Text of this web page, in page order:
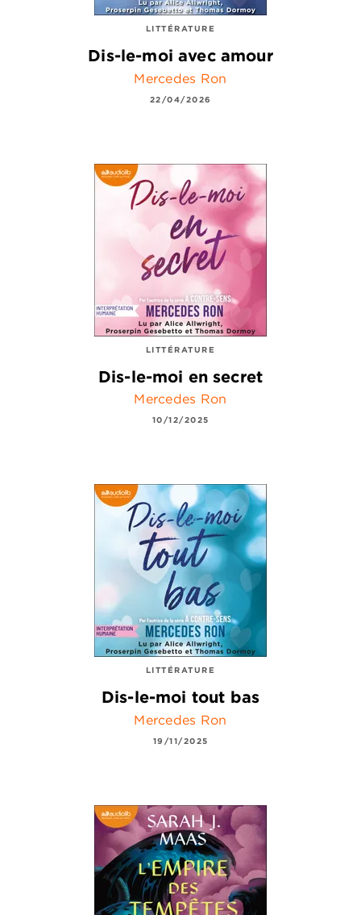
LITTÉRATURE
Dis-le-moi avec amour
Mercedes Ron
22/04/2026
LITTÉRATURE
Dis-le-moi en secret
Mercedes Ron
10/12/2025
LITTÉRATURE
Dis-le-moi tout bas
Mercedes Ron
19/11/2025